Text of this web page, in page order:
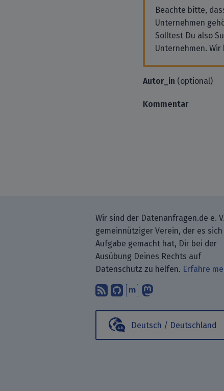
Beachte bitte,
Unternehmen
Solltest Du also
Unternehmen.
Autor_in (optional)
Kommentar
Wir sind der Datenanfragen.de e.
gemeinnütziger Verein, der es
Aufgabe gemacht hat, Dir bei der
Ausübung Deines Rechts auf
Datenschutz zu helfen. Erfahre
Abonniere unsere
Finde uns bei
Unterhalte
Folge uns
Deutsch / Deutschland